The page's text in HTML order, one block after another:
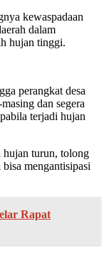
kewaspadaan
dalam
hujan tinggi.
perangkat desa
dan segera
terjadi hujan
hujan turun, tolong
mengantisipasi
Rapat